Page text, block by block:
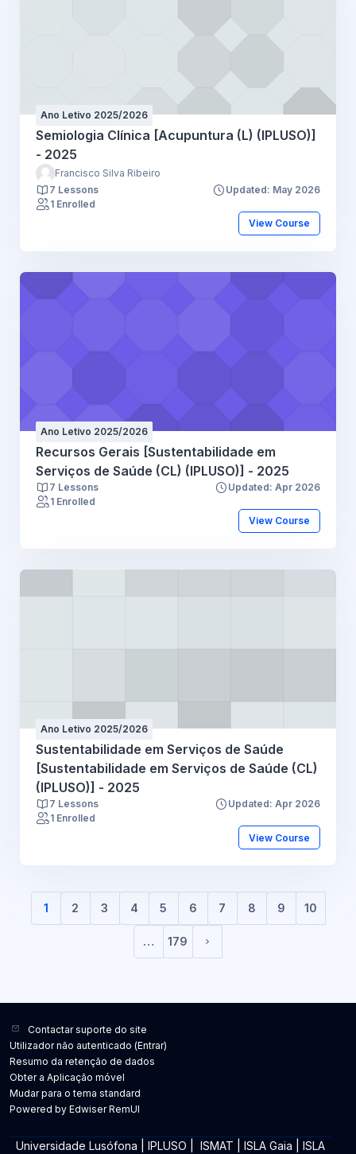
Ano Letivo 2025/2026
Semiologia Clínica [Acupuntura (L) (IPLUSO)]
- 2025
Francisco Silva Ribeiro
7 Lessons
Updated: May 2026
1 Enrolled
View Course
Ano Letivo 2025/2026
Recursos Gerais [Sustentabilidade em
Serviços de Saúde (CL) (IPLUSO)] - 2025
7 Lessons
Updated: Apr 2026
1 Enrolled
View Course
Ano Letivo 2025/2026
Sustentabilidade em Serviços de Saúde
[Sustentabilidade em Serviços de Saúde (CL)
(IPLUSO)] - 2025
7 Lessons
Updated: Apr 2026
1 Enrolled
View Course
1
(current)
2 3 4 5 6 7 8 9 10
… 179
Contactar suporte do site
Utilizador não autenticado (Entrar)
Resumo da retenção de dados
Obter a Aplicação móvel
Mudar para o tema standard
Powered by Edwiser RemUI
Universidade Lusófona IPLUSO ISMAT ISLA Gaia ISLA